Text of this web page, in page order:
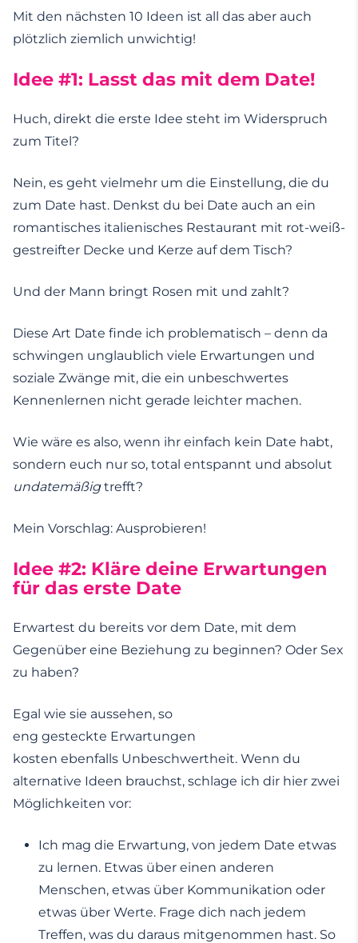
Mit den nächsten 10 Ideen ist all das aber auch
plötzlich ziemlich unwichtig!
Idee #1: Lasst das mit dem Date!
Huch, direkt die erste Idee steht im Widerspruch
zum Titel?
Nein, es geht vielmehr um die Einstellung, die du
zum Date hast. Denkst du bei Date auch an ein
romantisches italienisches Restaurant mit rot-weiß-
gestreifter Decke und Kerze auf dem Tisch?
Und der Mann bringt Rosen mit und zahlt?
Diese Art Date finde ich problematisch – denn da
schwingen unglaublich viele Erwartungen und
soziale Zwänge mit, die ein unbeschwertes
Kennenlernen nicht gerade leichter machen.
Wie wäre es also, wenn ihr einfach kein Date habt,
sondern euch nur so, total entspannt und absolut
undatemäßigtrefft?
Mein Vorschlag: Ausprobieren!
Idee #2: Kläre deine Erwartungen
für das erste Date
Erwartest du bereits vor dem Date, mit dem
Gegenüber eine Beziehung zu beginnen? Oder Sex
zu haben?
Egal wie sie aussehen, so
eng gesteckte Erwartungen
kosten ebenfalls Unbeschwertheit. Wenn du
alternative Ideen brauchst, schlage ich dir hier zwei
Möglichkeiten vor:
Ich mag die Erwartung, von jedem Date etwas
zu lernen. Etwas über einen anderen
Menschen, etwas über Kommunikation oder
etwas über Werte. Frage dich nach jedem
Treffen, was du daraus mitgenommen hast. So